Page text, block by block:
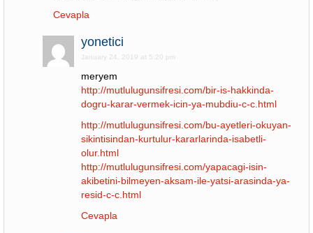
Cevapla
yonetici
January 24, 2019 at 5:20 pm
meryem
http://mutlulugunsifresi.com/bir-is-hakkinda-
dogru-karar-vermek-icin-ya-mubdiu-c-c.html
http://mutlulugunsifresi.com/bu-ayetleri-okuyan-
sikintisindan-kurtulur-kararlarinda-isabetli-
olur.html
http://mutlulugunsifresi.com/yapacagi-isin-
akibetini-bilmeyen-aksam-ile-yatsi-arasinda-ya-
resid-c-c.html
Cevapla